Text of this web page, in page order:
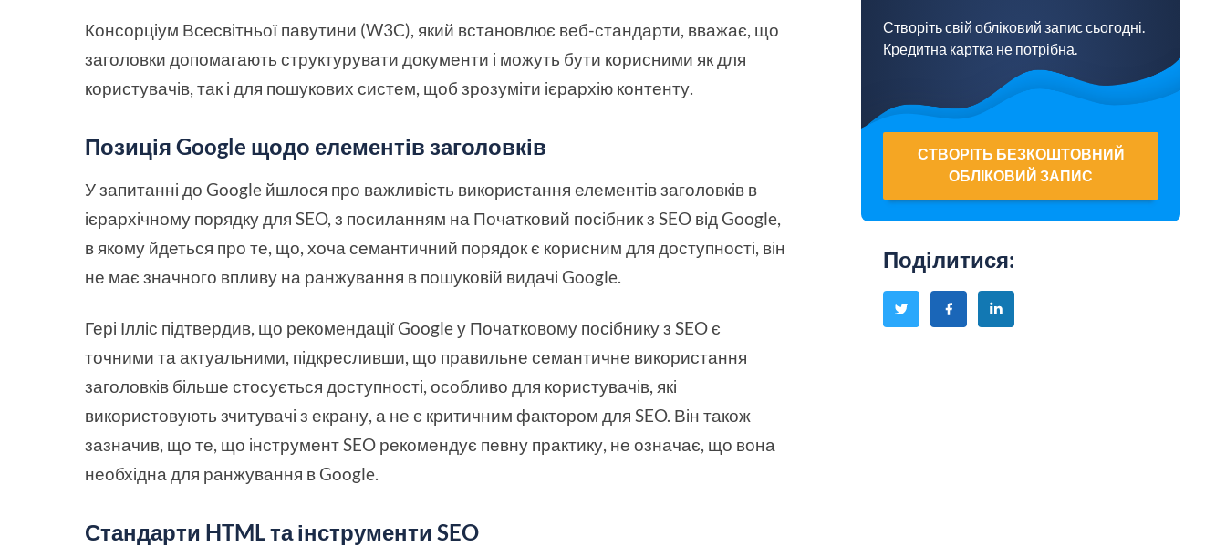
Консорціум Всесвітньої павутини (W3C), який встановлює веб-стандарти, вважає, що
заголовки допомагають структурувати документи і можуть бути корисними як для
користувачів, так і для пошукових систем, щоб зрозуміти ієрархію контенту.
Позиція Google щодо елементів заголовків
У запитанні до Google йшлося про важливість використання елементів заголовків в
ієрархічному порядку для SEO, з посиланням на Початковий посібник з SEO від Google,
в якому йдеться про те, що, хоча семантичний порядок є корисним для доступності, він
не має значного впливу на ранжування в пошуковій видачі Google.
Гері Ілліс підтвердив, що рекомендації Google у Початковому посібнику з SEO є
точними та актуальними, підкресливши, що правильне семантичне використання
заголовків більше стосується доступності, особливо для користувачів, які
використовують зчитувачі з екрану, а не є критичним фактором для SEO. Він також
зазначив, що те, що інструмент SEO рекомендує певну практику, не означає, що вона
необхідна для ранжування в Google.
Стандарти HTML та інструменти SEO
Створіть свій обліковий запис сьогодні.
Кредитна картка не потрібна.
СТВОРІТЬ БЕЗКОШТОВНИЙ
ОБЛІКОВИЙ ЗАПИС
Поділитися: